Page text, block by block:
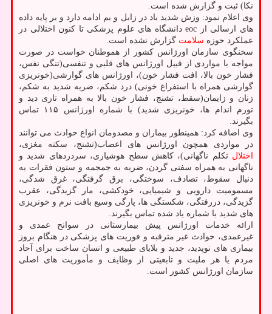
نکا) ثبت و گزارش شده است.
وی اعلام نمود: وزش شدید باد در زابل و بم ادامه دارد و بر پایه داده
های ارسالی از eoc دانشگاه های علوم پزشکی تا کنون اختلالی در
عملکرد حوزه سلامت گزارش نشده است.
سخنگوی سازمان اورژانس کشور از هموطنان خواست در صورت
مواجه با مواردی از قبیل اورژانس های قلبی و تنفسی(تنگی نفس،
فشار خون بالا، افت فشار خون)، اورژانس های گوارشی(خونریزی
گوارشی همراه با استفراغ خونی) درد شکم، ضربه شدید به شکم،
زنان و زایمان(سقط، تشنج، فشار خون بالا به همراه تاری دید و
تورم اندام ها، خونریزی شدید) با شماره اورژانس ۱۱۵ تماس
بگیرند.
وی اضافه کرد: همینطور بیماران و مصدومان انواع حوادث می توانند
در مواردی همچون اورژانس های اعصاب(تشنج، سکته مغزی،
اختلال تکلم ناگهانی)، کاهش سطح هوشیاری، سردردهای شدید و
ناگهانی به همراه سفتی گردن، ضربه به جمجمه و ستون فقرات به
دنبال سقوط، تصادف، سوختگی، برق گرفتگی، غرق شدگی،
مسمومیت دارویی و شیمیایی، خودکشی، مار گزیدگی، عقرب
گزیدگی، دررفتگی، شکستگی ها، پارگی وسیع بافت نرم و خونریزی
های شدید با شماره یاد شده تماس بگیرند.
ارائه خدمات اورژانس پیش بیمارستانی در سوانح عمدی و
غیرعمدی، حوادث غیر مترقبه و فوریت های پزشکی در هنگام بروز
بیماری های نوپدید، جدید و بلایای طبیعی و انسان ساخت برای آحاد
مردم یا هر ملیت و تابعیتی از وظایف و مأموریت های اصلی
سازمان اورژانس کشور است.